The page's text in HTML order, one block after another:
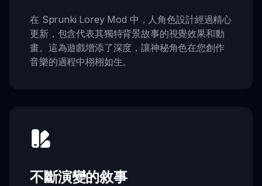
在 Sprunki Lorey Mod 中，人角色設計經過精心
更新，包含代表其獨特背景故事的視覺效果和動
畫。這為遊戲增添了深度，讓神秘角色在您創作
音樂的過程中栩栩如生。
不斷演變的敘事